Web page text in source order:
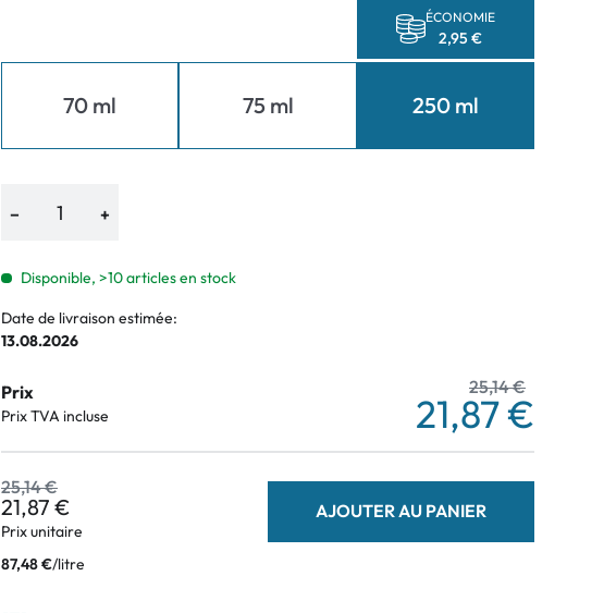
Pincettes et autres accessoires
70 ml 75 ml
ÉCONOMIE
2,95 €
250 ml
− +
Disponible, >10 articles en stock
Date de livraison estimée:
13.08.2026
Prix
Prix TVA incluse
25,14 €
21,87 €
25,14 €
21,87 €
Prix unitaire
AJOUTER AU PANIER
87,48 €/litre